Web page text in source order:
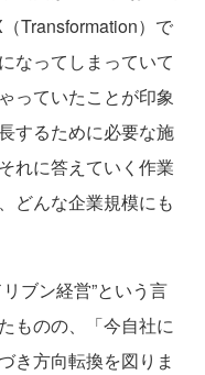
Transformation）で
なってしまっていて
っていたことが印象
するために必要な施
れに答えていく作業
どんな企業規模にも
ブン経営”という言
ものの、「今自社に
き方向転換を図りま